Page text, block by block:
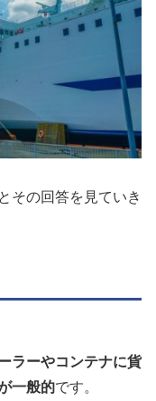
その回答を見ていき
ラーやコンテナに貨
一般的です。